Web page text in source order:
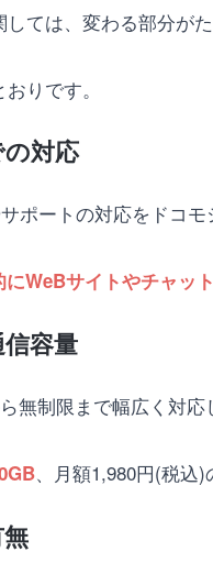
ては、変わる部分がた
りです。
対応
ポートの対応をドコ
WeBサイトやチャッ
容量
無制限まで幅広く対応
、月額1,980円(税込